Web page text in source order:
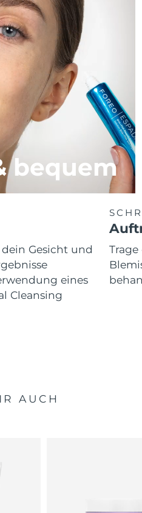
bequem
Gesicht und
eines
Cleansing
Trage
AUCH